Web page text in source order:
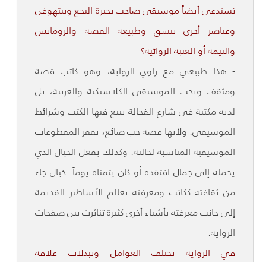
تستدعي أيضاً موسيقى صاحب بحيرة البجع وبيتهوفن
وعناصر أخرى تتسق وطبيعة القصة والرومانس
والتيمة أو العتبة الروائية؟
- هذا طبيعي مع راوي الرواية، وهو كاتب قصة
ومثقف ويحب الموسيقى الكلاسيكية والعربية، بل
لديه مكتبة في شارع الفجالة يبيع فيها الكتب وشرائط
الموسيقى. ولأنها قصة حب ضائع، تقفز المقطوعات
الموسيقية المناسبة لحالته. وكذلك يفعل الخيال الذي
يحمله إلى جمال افتقده أو كان يتمناه يوماً. خيال جاء
من ثقافته ككاتب ومعرفته بعالم الأساطير القديمة
إلى جانب معرفته بأشياء أخرى كثيرة تناثرت بين صفحات
الرواية.
في الرواية تختلف العوامل وتبدلات علاقة